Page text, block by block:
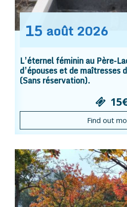
15 août 2026
L’éternel féminin au Père-
d’épouses et de maîtresses
(Sans réservation).
Find out